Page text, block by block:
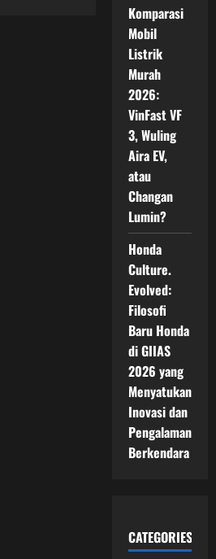
Komparasi
Mobil
Listrik
Murah
2026:
VinFast VF
3, Wuling
Aira EV,
atau
Changan
Lumin?
Honda
Culture.
Evolved:
Filosofi
Baru Honda
di GIIAS
2026 yang
Menyatukan
Inovasi dan
Pengalaman
Berkendara
CATEGORIES